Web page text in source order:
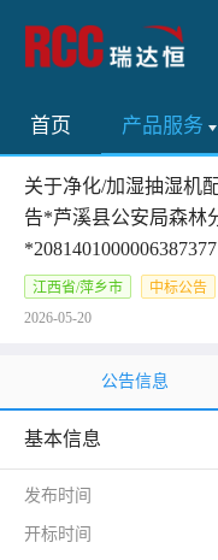
首页 产品服务
关于净化/加湿抽湿机
告*芦溪县公安局森林
*2081401000006387377
江西省/萍乡市
中标公告
2026-05-20
公告信息
基本信息
发布时间
开标时间